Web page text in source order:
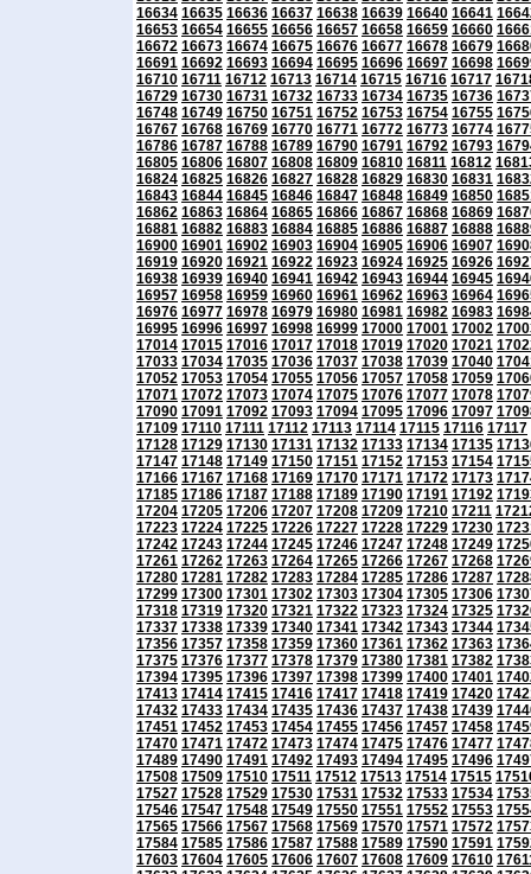
16634 16635 16636 16637 16638 16639 16640 16641
16653 16654 16655 16656 16657 16658 16659 16660
16672 16673 16674 16675 16676 16677 16678 16679
16691 16692 16693 16694 16695 16696 16697 16698
16710 16711 16712 16713 16714 16715 16716 16717
16729 16730 16731 16732 16733 16734 16735 16736
16748 16749 16750 16751 16752 16753 16754 16755
16767 16768 16769 16770 16771 16772 16773 16774
16786 16787 16788 16789 16790 16791 16792 16793
16805 16806 16807 16808 16809 16810 16811 16812
16824 16825 16826 16827 16828 16829 16830 16831
16843 16844 16845 16846 16847 16848 16849 16850
16862 16863 16864 16865 16866 16867 16868 16869
16881 16882 16883 16884 16885 16886 16887 16888
16900 16901 16902 16903 16904 16905 16906 16907
16919 16920 16921 16922 16923 16924 16925 16926
16938 16939 16940 16941 16942 16943 16944 16945
16957 16958 16959 16960 16961 16962 16963 16964
16976 16977 16978 16979 16980 16981 16982 16983
16995 16996 16997 16998 16999 17000 17001 17002
17014 17015 17016 17017 17018 17019 17020 17021
17033 17034 17035 17036 17037 17038 17039 17040
17052 17053 17054 17055 17056 17057 17058 17059
17071 17072 17073 17074 17075 17076 17077 17078
17090 17091 17092 17093 17094 17095 17096 17097
17109 17110 17111 17112 17113 17114 17115 17116 17117
17128 17129 17130 17131 17132 17133 17134 17135
17147 17148 17149 17150 17151 17152 17153 17154
17166 17167 17168 17169 17170 17171 17172 17173
17185 17186 17187 17188 17189 17190 17191 17192
17204 17205 17206 17207 17208 17209 17210 17211
17223 17224 17225 17226 17227 17228 17229 17230
17242 17243 17244 17245 17246 17247 17248 17249
17261 17262 17263 17264 17265 17266 17267 17268
17280 17281 17282 17283 17284 17285 17286 17287
17299 17300 17301 17302 17303 17304 17305 17306
17318 17319 17320 17321 17322 17323 17324 17325
17337 17338 17339 17340 17341 17342 17343 17344
17356 17357 17358 17359 17360 17361 17362 17363
17375 17376 17377 17378 17379 17380 17381 17382
17394 17395 17396 17397 17398 17399 17400 17401
17413 17414 17415 17416 17417 17418 17419 17420
17432 17433 17434 17435 17436 17437 17438 17439
17451 17452 17453 17454 17455 17456 17457 17458
17470 17471 17472 17473 17474 17475 17476 17477
17489 17490 17491 17492 17493 17494 17495 17496
17508 17509 17510 17511 17512 17513 17514 17515
17527 17528 17529 17530 17531 17532 17533 17534
17546 17547 17548 17549 17550 17551 17552 17553
17565 17566 17567 17568 17569 17570 17571 17572
17584 17585 17586 17587 17588 17589 17590 17591
17603 17604 17605 17606 17607 17608 17609 17610